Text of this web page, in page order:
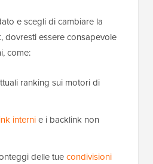
e scegli di cambiare la
dovresti essere consapevole
come:
ranking sui motori di
internie i backlink non
delle tuecondivisioni